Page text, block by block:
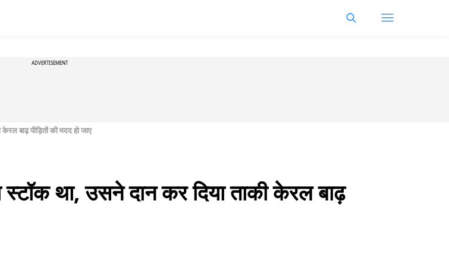
ADVERTISEMENT
बाढ़ पीड़ितों की मदद हो जाए
था, उसने दान कर दिया ताकी केरल बाढ़